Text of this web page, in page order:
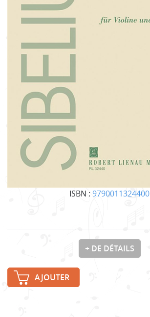
ISBN : 9790011324400
+ DE DÉTAILS
AJOUTER